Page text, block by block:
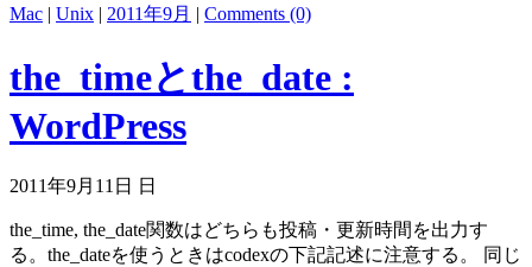
Mac | Unix | 2011年9月 | Comments (0)
the_timeとthe_date :
WordPress
2011年9月11日 日
the_time, the_date関数はどちらも投稿・更新時間を出力す
る。the_dateを使うときはcodexの下記記述に注意する。 同じ